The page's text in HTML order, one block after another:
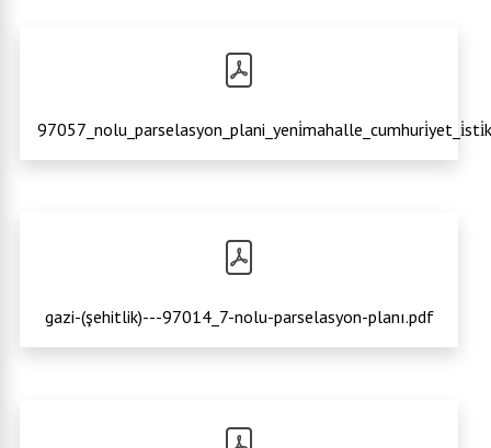
gazi-(şehitlik)---97014_7-nolu-parselasyon-planı.pdf